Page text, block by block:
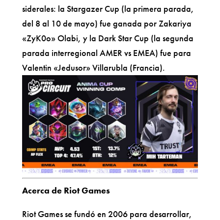
siderales: la Stargazer Cup (la primera parada,
del 8 al 10 de mayo) fue ganada por Zakariya
«ZyK0o» Olabi, y la Dark Star Cup (la segunda
parada interregional AMER vs EMEA) fue para
Valentin «Jedusor» Villarubla (Francia).
Acerca de Riot Games
Riot Games se fundó en 2006 para desarrollar,